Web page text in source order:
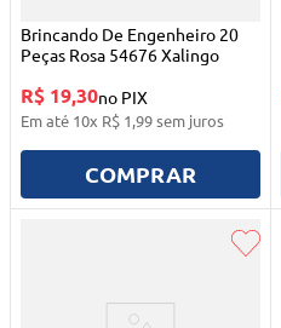
Brincando De Engenheiro 20
Peças Rosa 54676 Xalingo
R$ 19,30no PIX
Em até 10x R$ 1,99sem juros
COMPRAR